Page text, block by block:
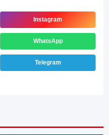
Instagram
WhatsApp
Telegram